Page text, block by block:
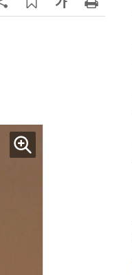
, 내주 美 실리콘밸리
솔루션 1439개
능한 소버린 AI 지